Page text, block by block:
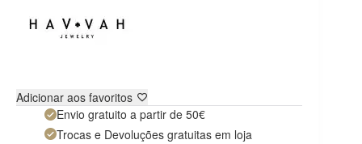
Adicionar aos favoritos
Envio gratuito a partir de 50€
Trocas e Devoluções gratuitas em loja